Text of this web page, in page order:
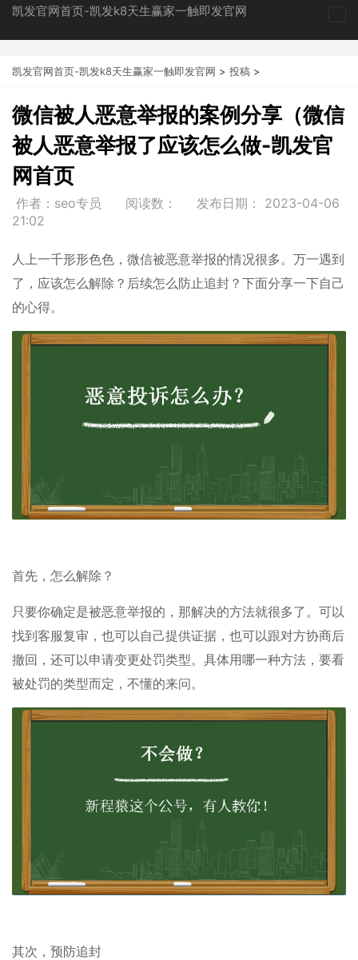
凯发官网首页-凯发k8天生赢家一触即发官网
凯发官网首页-凯发k8天生赢家一触即发官网 > 投稿 >
微信被人恶意举报的案例分享（微信
被人恶意举报了应该怎么做-凯发官
网首页
作者：seo专员 阅读数： 发布日期： 2023-04-06
21:02
人上一千形形色色，微信被恶意举报的情况很多。万一遇到
了，应该怎么解除？后续怎么防止追封？下面分享一下自己
的心得。
首先，怎么解除？
只要你确定是被恶意举报的，那解决的方法就很多了。可以
找到客服复审，也可以自己提供证据，也可以跟对方协商后
撤回，还可以申请变更处罚类型。具体用哪一种方法，要看
被处罚的类型而定，不懂的来问。
其次，预防追封